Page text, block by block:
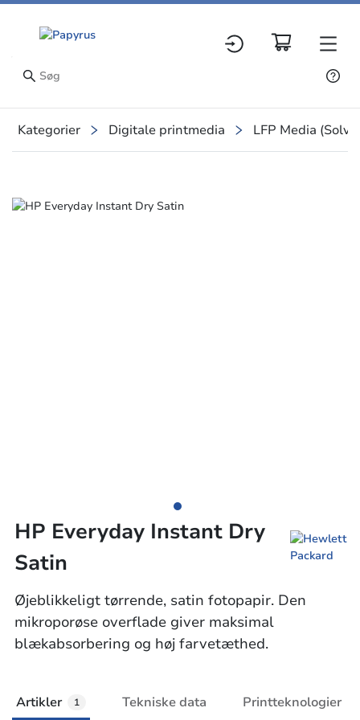
Kategorier Digitale printmedia LFP Media
Slide 1 of 1
HP Everyday Instant Dry
Satin
Øjeblikkeligt tørrende, satin fotopapir. Den
mikroporøse overflade giver maksimal
blækabsorbering og høj farvetæthed.
Artikler 1 Tekniske data Printteknologier